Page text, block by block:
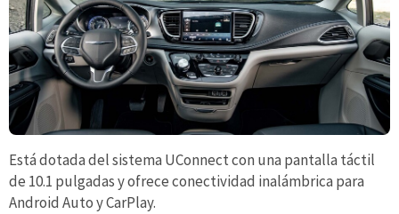
Está dotada del sistema UConnect con una pantalla táctil
de 10.1 pulgadas y ofrece conectividad inalámbrica para
Android Auto y CarPlay.